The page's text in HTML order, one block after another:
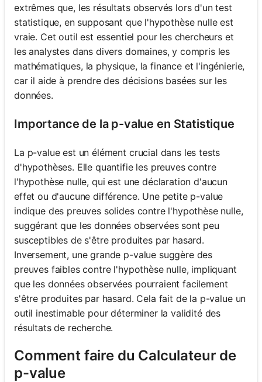
extrêmes que, les résultats observés lors d'un test
statistique, en supposant que l'hypothèse nulle est
vraie. Cet outil est essentiel pour les chercheurs et
les analystes dans divers domaines, y compris les
mathématiques, la physique, la finance et l'ingénierie,
car il aide à prendre des décisions basées sur les
données.
Importance de la p-value en Statistique
La p-value est un élément crucial dans les tests
d'hypothèses. Elle quantifie les preuves contre
l'hypothèse nulle, qui est une déclaration d'aucun
effet ou d'aucune différence. Une petite p-value
indique des preuves solides contre l'hypothèse nulle,
suggérant que les données observées sont peu
susceptibles de s'être produites par hasard.
Inversement, une grande p-value suggère des
preuves faibles contre l'hypothèse nulle, impliquant
que les données observées pourraient facilement
s'être produites par hasard. Cela fait de la p-value un
outil inestimable pour déterminer la validité des
résultats de recherche.
Comment faire du Calculateur de
p-value